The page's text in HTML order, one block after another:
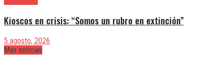
Kioscos en crisis: “Somos un rubro en extinción”
5 agosto, 2026
Mas noticias